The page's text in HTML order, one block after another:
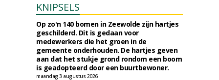
KNIPSELS
Op zo'n 140 bomen in Zeewolde zijn hartjes
geschilderd. Dit is gedaan voor
medewerkers die het groen in de
gemeente onderhouden. De hartjes geven
aan dat het stukje grond rondom een boom
is geadopteerd door een buurtbewoner.
maandag 3 augustus 2026